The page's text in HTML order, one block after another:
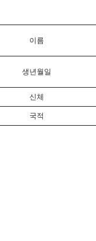
이름
생년월일
신체
국적